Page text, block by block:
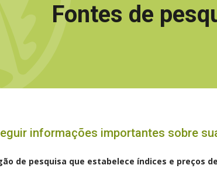
Fontes de
informações importantes sobre
de pesquisa que estabelece índices e preços